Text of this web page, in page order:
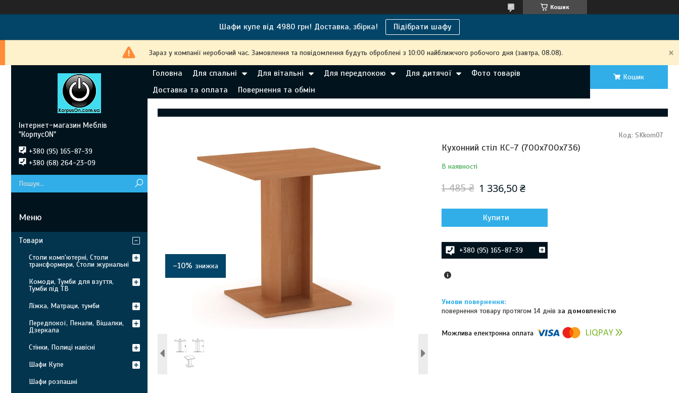
Кошик
Шафи купе від 4980 грн! Доставка, збірка! Підібрати шафу
Зараз у компанії неробочий час. Замовлення та повідомлення будуть оброблені з 10:00 найближчого робочого дня (завтра, 08.08).
Головна Для спальні Для вітальні Для передпокою Для дитячої
Фото товарів
Доставка та оплата
Повернення та обмін
Кошик
–10%
Кухонний стіл КС-7 (700х700х736)
В наявності
Код: SKkom07
1 485 ₴ 1 336,50 ₴
Купити
+380 (95) 165-87-39
повернення товару протягом 14 днівза домовленістю
Інтернет-магазин Меблів
"КорпусON"
+380 (95) 165-87-39
+380 (68) 264-23-09
Товари
Столи комп'ютерні, Столи
трансформери, Столи журнальні
Комоди, Тумби для взуття,
Тумби під ТВ
Ліжка, Матраци, тумби
Передпокої, Пенали, Вішалки,
Дзеркала
Стінки, Полиці навісні
Шафи Купе
Шафи розпашні